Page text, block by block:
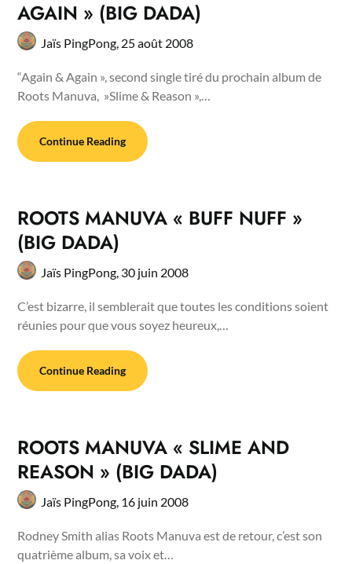
AGAIN » (BIG DADA)
Jaïs PingPong, 25 août 2008
“Again & Again », second single tiré du prochain album de
Roots Manuva, »Slime & Reason »,…
Continue Reading
ROOTS MANUVA « BUFF NUFF »
(BIG DADA)
Jaïs PingPong, 30 juin 2008
C’est bizarre, il semblerait que toutes les conditions soient
réunies pour que vous soyez heureux,…
Continue Reading
ROOTS MANUVA « SLIME AND
REASON » (BIG DADA)
Jaïs PingPong, 16 juin 2008
Rodney Smith alias Roots Manuva est de retour, c’est son
quatrième album, sa voix et…